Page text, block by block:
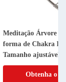
Meditação Árvore
forma de Chakra
Tamanho ajustável
Obtenha o